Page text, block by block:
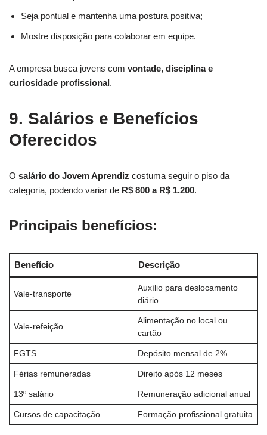
Seja pontual e mantenha uma postura positiva;
Mostre disposição para colaborar em equipe.
A empresa busca jovens com vontade, disciplina e
curiosidade profissional.
9. Salários e Benefícios
Oferecidos
O salário do Jovem Aprendiz costuma seguir o piso da
categoria, podendo variar de R$ 800 a R$ 1.200.
Principais benefícios:
Benefício Descrição
Vale-transporte
Auxílio para deslocamento
diário
Vale-refeição
Alimentação no local ou
cartão
FGTS Depósito mensal de 2%
Férias remuneradas Direito após 12 meses
13º salário Remuneração adicional anual
Cursos de capacitação Formação profissional gratuita